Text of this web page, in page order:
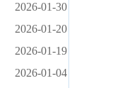
2026-01-30
2026-01-20
2026-01-19
2026-01-04